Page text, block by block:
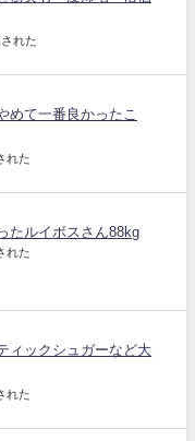
れた
めて一番良かったこ
れた
たルイボスさん88kg
れた
ィックシュガーなど大
れた